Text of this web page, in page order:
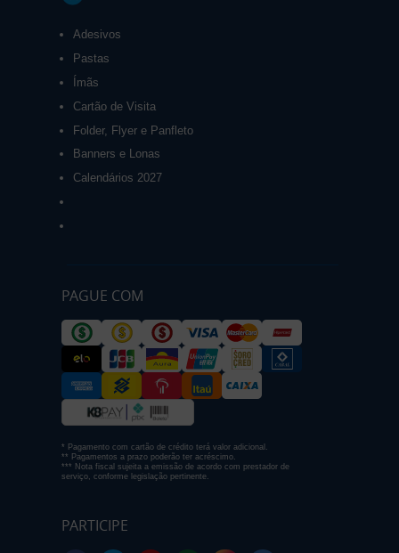
Adesivos
Pastas
Ímãs
Cartão de Visita
Folder, Flyer e Panfleto
Banners e Lonas
Calendários 2027
PAGUE COM
* Pagamento com cartão de crédito terá valor adicional.
** Pagamentos a prazo poderão ter acréscimo.
*** Nota fiscal sujeita a emissão de acordo com prestador de
serviço, conforme legislação pertinente.
PARTICIPE